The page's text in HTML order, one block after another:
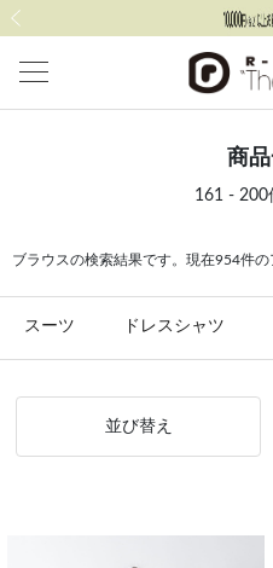
商
161 -
ブラウスの検索結果です。現在954件の
スーツ ドレスシャツ
並び替え